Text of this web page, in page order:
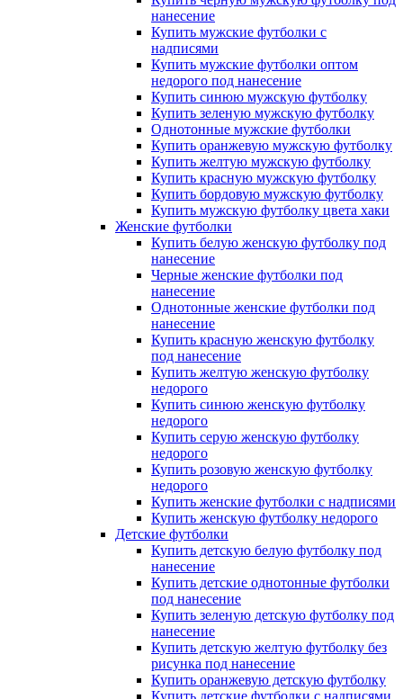
нанесение
Купить мужские футболки с
надписями
Купить мужские футболки оптом
недорого под нанесение
Купить синюю мужскую футболку
Купить зеленую мужскую футболку
Однотонные мужские футболки
Купить оранжевую мужскую футболку
Купить желтую мужскую футболку
Купить красную мужскую футболку
Купить бордовую мужскую футболку
Купить мужскую футболку цвета хаки
Женские футболки
Купить белую женскую футболку под
нанесение
Черные женские футболки под
нанесение
Однотонные женские футболки под
нанесение
Купить красную женскую футболку
под нанесение
Купить желтую женскую футболку
недорого
Купить синюю женскую футболку
недорого
Купить серую женскую футболку
недорого
Купить розовую женскую футболку
недорого
Купить женские футболки с надписями
Купить женскую футболку недорого
Детские футболки
Купить детскую белую футболку под
нанесение
Купить детские однотонные футболки
под нанесение
Купить зеленую детскую футболку под
нанесение
Купить детскую желтую футболку без
рисунка под нанесение
Купить оранжевую детскую футболку
Купить детские футболки с надписями